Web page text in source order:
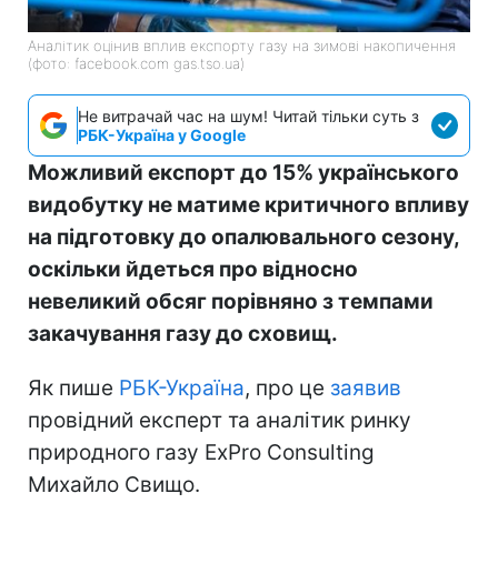
Аналітик оцінив вплив експорту газу на зимові накопичення
(фото: facebook.com gas.tso.ua)
Не витрачай час на шум! Читай тільки суть з
РБК-Україна у Google
Можливий експорт до 15% українського
видобутку не матиме критичного впливу
на підготовку до опалювального сезону,
оскільки йдеться про відносно
невеликий обсяг порівняно з темпами
закачування газу до сховищ.
Як пише РБК-Україна, про це заявив
провідний експерт та аналітик ринку
природного газу ExPro Consulting
Михайло Свищо.